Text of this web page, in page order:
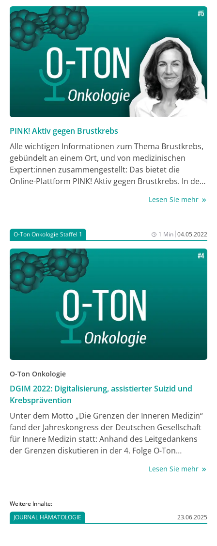
PINK! Aktiv gegen Brustkrebs
Alle wichtigen Informationen zum Thema Brustkrebs,
gebündelt an einem Ort, und von medizinischen
Expert:innen zusammengestellt: Das bietet die
Online-Plattform PINK! Aktiv gegen Brustkrebs. In der
Dr. Pia Wülfing, bei Antje Blum und Dr. med. vet.
ist, stellt die dazugehörige App, den Podcast und den
Online-Psychoonkologie-Kurs vor und reflektiert
Digitale Gesundheitsanwendungen (DiGA) – Vor
welchen Hürden stehen Behandelnde und
Krankenkassen? Worin liegen die Vorteile? Und wie
werden sich DiGA entwickeln? Auf diese und weitere
spannende Fragen antwortet Prof. Wülfing.
Lesen Sie mehr
O-Ton Onkologie Staffel 1 1 Min|04.05.2022
O-Ton Onkologie
DGIM 2022: Digitalisierung, assistierter Suizid und
Krebsprävention
Unter dem Motto „Die Grenzen der Inneren Medizin“
fand der Jahreskongress der Deutschen Gesellschaft
für Innere Medizin statt: Anhand des Leitgedankens
der Grenzen diskutieren in der 4. Folge O-Ton
Schlabing mit Anouschka Wasner die Grenzen
ärztlich assistierten Suizids und zeigen die
Begrenzung der Krebsprävention am Beispiel
Lesen Sie mehr
Weitere Inhalte:
JOURNAL HÄMATOLOGIE
23.06.2025